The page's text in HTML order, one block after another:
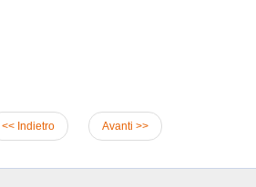
<< Indietro Avanti >>